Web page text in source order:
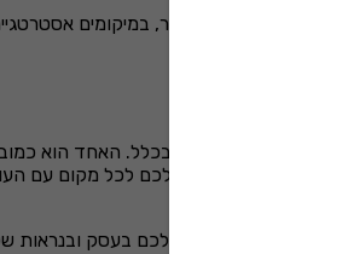
שיוצב ברחבי העיר, במיקומים
ראשונית גבוהה בכלל. האחד הוא
גם נושא את השם שלכם לכל מקום עם
לו את ההשקעה שלכם בעסק ובנראות